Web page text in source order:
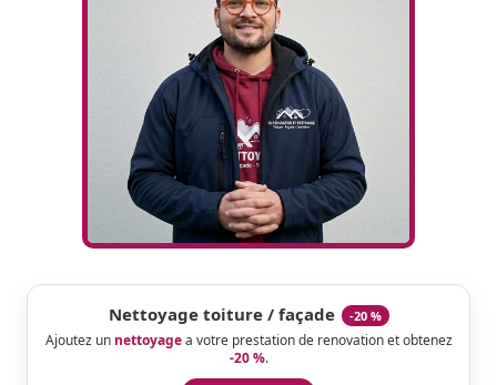
Nettoyage toiture / façade -20 %
Ajoutez un nettoyagea votre prestation de renovation et obtenez
-20 %.